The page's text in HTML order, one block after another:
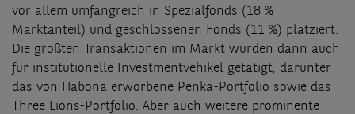
vor allem umfangreich in Spezialfonds (18 %
Marktanteil) und geschlossenen Fonds (11 %) platziert.
Die größten Transaktionen im Markt wurden dann auch
für institutionelle Investmentvehikel getätigt, darunter
das von Habona erworbene Penka-Portfolio sowie das
Three Lions-Portfolio. Aber auch weitere prominente